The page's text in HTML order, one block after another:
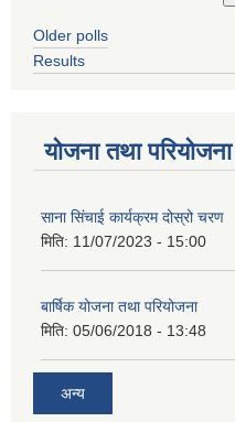
Older polls
Results
योजना तथा परियोजना
साना सिंचाई कार्यक्रम दोस्रो चरण
मिति: 11/07/2023 - 15:00
बार्षिक योजना तथा परियोजना
मिति: 05/06/2018 - 13:48
अन्य